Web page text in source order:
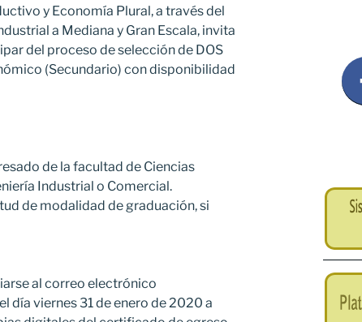
y Economía Plural, a través del
a Mediana y Gran Escala, invita
del proceso de selección de DOS
(Secundario) con disponibilidad
de la facultad de Ciencias
Industrial o Comercial.
de modalidad de graduación, si
al correo electrónico
día viernes 31 de enero de 2020 a